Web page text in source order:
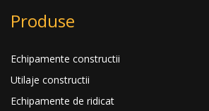
Produse
Echipamente constructii
Utilaje constructii
Echipamente de ridicat